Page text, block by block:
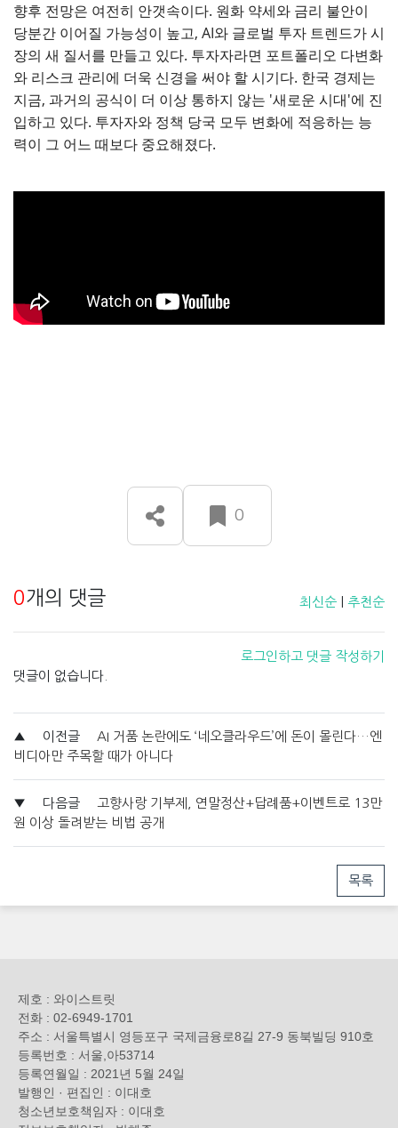
향후 전망은 여전히 안갯속이다. 원화 약세와 금리 불안이
당분간 이어질 가능성이 높고, AI와 글로벌 투자 트렌드가 시
장의 새 질서를 만들고 있다. 투자자라면 포트폴리오 다변화
와 리스크 관리에 더욱 신경을 써야 할 시기다. 한국 경제는
지금, 과거의 공식이 더 이상 통하지 않는 '새로운 시대'에 진
입하고 있다. 투자자와 정책 당국 모두 변화에 적응하는 능
력이 그 어느 때보다 중요해졌다.
0
0개의 댓글 최신순 추천순
로그인하고 댓글 작성하기
댓글이 없습니다.
▲ 이전글
AI 거품 논란에도 ‘네오클라우드’에 돈이 몰린다…엔
비디아만 주목할 때가 아니다
▼ 다음글
고향사랑 기부제, 연말정산+답례품+이벤트로 13만
원 이상 돌려받는 비법 공개
목록
제호 : 와이스트릿
전화 : 02-6949-1701
주소 : 서울특별시 영등포구 국제금융로8길 27-9 동북빌딩 910호
등록번호 : 서울,아53714
등록연월일 : 2021년 5월 24일
발행인 · 편집인 : 이대호
청소년보호책임자 : 이대호